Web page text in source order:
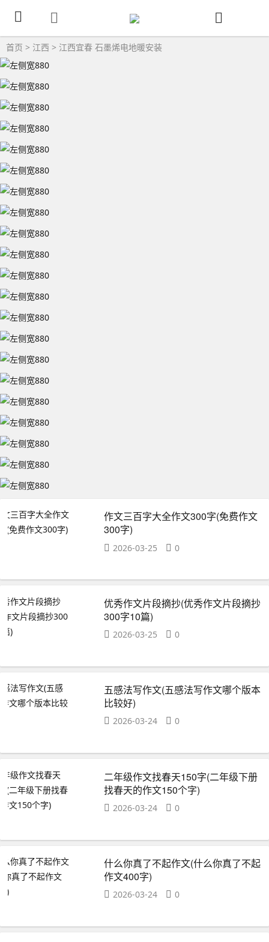
首页 > 江西 > 江西宜春 石墨烯电地暖安装
作文三百字大全作文300字(免费作文
300字)
2026-03-25 0
优秀作文片段摘抄(优秀作文片段摘抄
300字10篇)
2026-03-25 0
五感法写作文(五感法写作文哪个版本
比较好)
2026-03-24 0
二年级作文找春天150字(二年级下册
找春天的作文150个字)
2026-03-24 0
什么你真了不起作文(什么你真了不起
作文400字)
2026-03-24 0